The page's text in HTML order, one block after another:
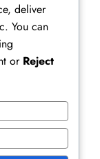
deliver
You can
or Reject